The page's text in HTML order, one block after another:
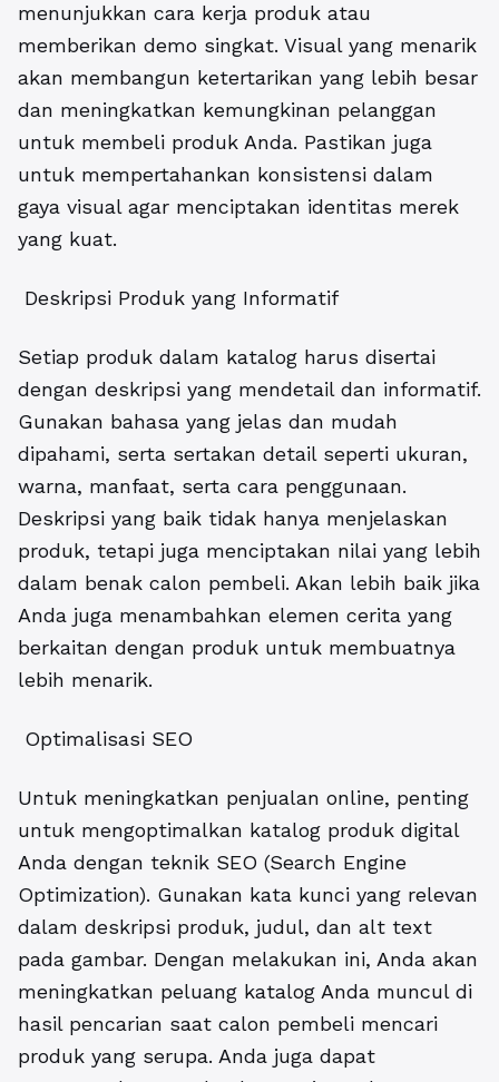
menunjukkan cara kerja produk atau
memberikan demo singkat. Visual yang menarik
akan membangun ketertarikan yang lebih besar
dan meningkatkan kemungkinan pelanggan
untuk membeli produk Anda. Pastikan juga
untuk mempertahankan konsistensi dalam
gaya visual agar menciptakan identitas merek
yang kuat.
Deskripsi Produk yang Informatif
Setiap produk dalam katalog harus disertai
dengan deskripsi yang mendetail dan informatif.
Gunakan bahasa yang jelas dan mudah
dipahami, serta sertakan detail seperti ukuran,
warna, manfaat, serta cara penggunaan.
Deskripsi yang baik tidak hanya menjelaskan
produk, tetapi juga menciptakan nilai yang lebih
dalam benak calon pembeli. Akan lebih baik jika
Anda juga menambahkan elemen cerita yang
berkaitan dengan produk untuk membuatnya
lebih menarik.
Optimalisasi SEO
Untuk meningkatkan penjualan online, penting
untuk mengoptimalkan katalog produk digital
Anda dengan teknik SEO (Search Engine
Optimization). Gunakan kata kunci yang relevan
dalam deskripsi produk, judul, dan alt text
pada gambar. Dengan melakukan ini, Anda akan
meningkatkan peluang katalog Anda muncul di
hasil pencarian saat calon pembeli mencari
produk yang serupa. Anda juga dapat